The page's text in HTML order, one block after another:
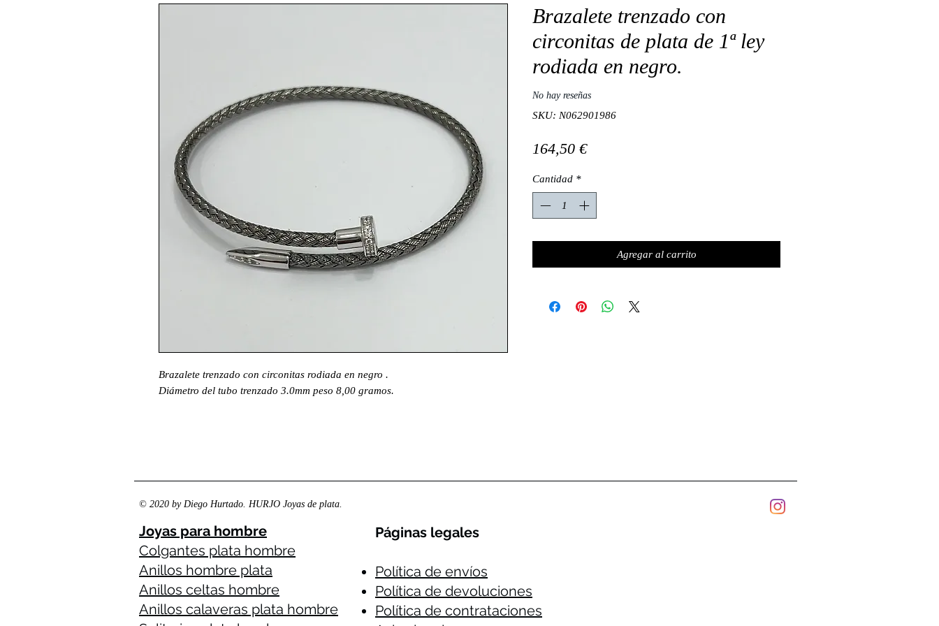
Brazalete trenzado con circonitas rodiada en negro .
Diámetro del tubo trenzado 3.0mm peso 8,00 gramos.
Brazalete trenzado con
circonitas de plata de 1ª ley
rodiada en negro.
No hay reseñas
SKU: N062901986
164,50 €Precio
Cantidad *
Agregar al carrito
© 2020 by Diego Hurtado. HURJO Joyas de plata.
Joyas para hombre
Colgantes plata hombre
Anillos hombre plata
Anillos celtas hombre
Anillos calaveras plata hombre
Páginas legales​
Política de envíos
Política de devoluciones
Política de contrataciones